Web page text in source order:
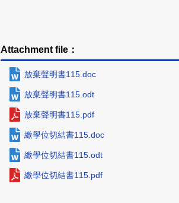
Attachment file：
放棄聲明書115.doc
放棄聲明書115.odt
放棄聲明書115.pdf
繳學位切結書115.doc
繳學位切結書115.odt
繳學位切結書115.pdf